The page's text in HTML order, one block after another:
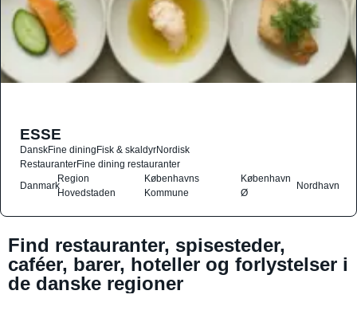
ESSE
DanskFine diningFisk & skaldyrNordisk
RestauranterFine dining restauranter
Danmark
Region
Hovedstaden
Københavns
Kommune
København
Ø
Nordhavn
Find restauranter, spisesteder,
caféer, barer, hoteller og forlystelser i
de danske regioner